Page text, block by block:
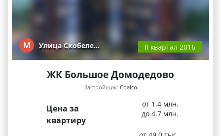
М Улица Скобеле… II квартал 2016
ЖК Большое Домодедово
Застройщик: Coalco
Цена за
квартиру
от 1.4 млн.
до 4.7 млн.